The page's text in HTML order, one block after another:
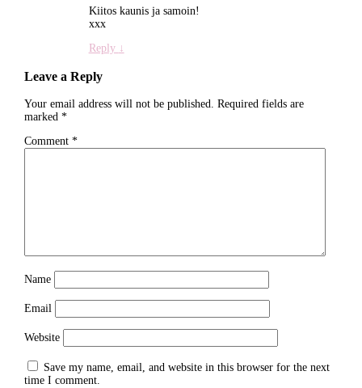
Kiitos kaunis ja samoin!
xxx
Reply ↓
Leave a Reply
Your email address will not be published. Required fields are
marked *
Comment *
Name
Email
Website
Save my name, email, and website in this browser for the next
time I comment.